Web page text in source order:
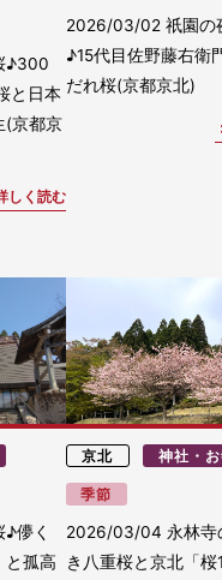
♪300
と日本
(京都京
しく読む
2026/03/02 祇園の
♪15代目佐野藤右衛
だれ桜(京都京北)
儚く
と孤高
京北 神社・
季節
2026/03/04 永林
き八重桜と京北「